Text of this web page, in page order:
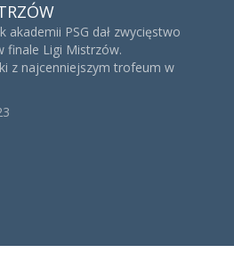
akademii PSG dał zwycięstwo
finale Ligi Mistrzów.
z najcenniejszym trofeum w